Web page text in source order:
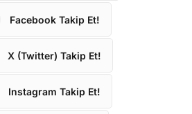
Facebook Takip Et!
X (Twitter) Takip Et!
Instagram Takip Et!